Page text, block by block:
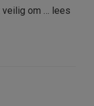
om … lees